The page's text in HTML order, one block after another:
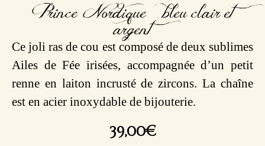
Prince Nordique – bleu clair et
argent
Ce joli ras de cou est composé de deux sublimes
Ailes de Fée irisées, accompagnée d’un petit
renne en laiton incrusté de zircons. La chaîne
est en acier inoxydable de bijouterie.
39,00€